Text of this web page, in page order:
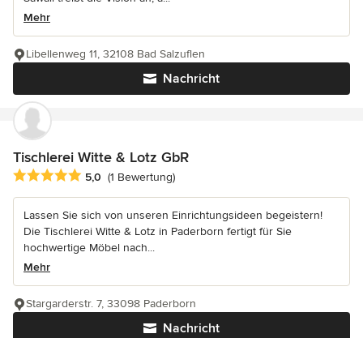
Mehr
Nachricht
Libellenweg 11, 32108 Bad Salzuflen
Tischlerei Witte & Lotz GbR
Durchschnittliche Bewertung: 5 von 5 Sternen
5,0 (1 Bewertung)
Lassen Sie sich von unseren Einrichtungsideen begeistern!
Die Tischlerei Witte & Lotz in Paderborn fertigt für Sie
hochwertige Möbel nach...
Mehr
Nachricht
Stargarderstr. 7, 33098 Paderborn